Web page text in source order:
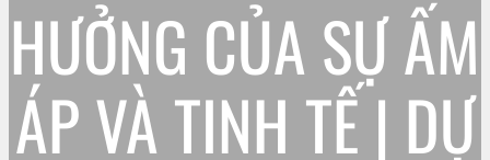
HƯỞNG CỦA SỰ ẤM
ÁP VÀ TINH TẾ | DỰ